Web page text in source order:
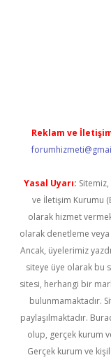
Reklam ve
Yasal Uyarı:
ve İletişim Kurumu
olarak hizmet
olarak denetleme
Ancak, üyelerimiz
siteye üye olarak bu
sitesi, herhangi bir
bulunmamaktadır.
paylaşılmaktadır.
olup, gerçek kurum
Gerçek kurum ve